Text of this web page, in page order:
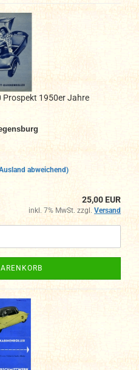
Prospekt 1950er Jahre
abweichend)
25,00 EUR
inkl. 7% MwSt. zzgl. Versand